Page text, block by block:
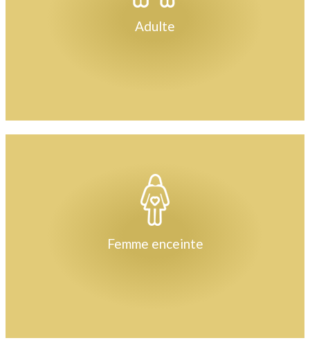
Adulte
Femme enceinte